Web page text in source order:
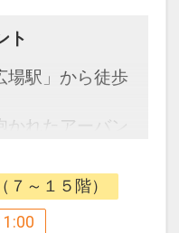
から約8分、
駅」下車すぐ
ワールド記念
ト
場駅」から徒歩
れたアーバン
ロビーをはじ
テル。
～１５階）